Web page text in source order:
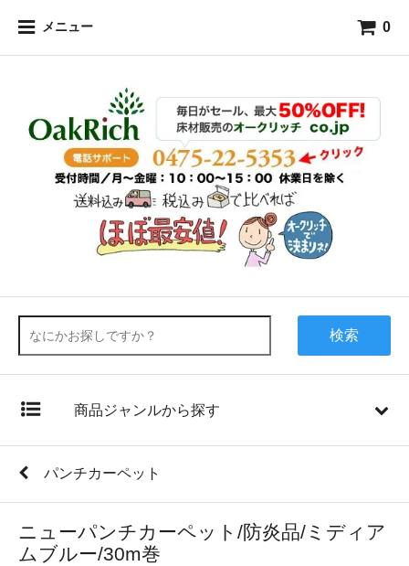
メニュー 0
検索
商品ジャンルから探す
パンチカーペット
ニューパンチカーペット/防炎品/ミディア
ムブルー/30m巻